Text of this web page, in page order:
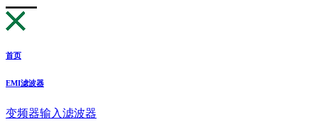
首页
EMI滤波器
变频器输入滤波器